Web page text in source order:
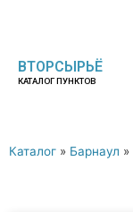
ВТОРСЫРЬЁ
КАТАЛОГ ПУНКТОВ
Каталог » Барнаул »